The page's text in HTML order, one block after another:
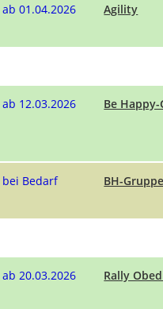
ab 01.04.2026 Agility
ab 12.03.2026 Be
bei Bedarf BH-Gruppe
ab 20.03.2026 Rally